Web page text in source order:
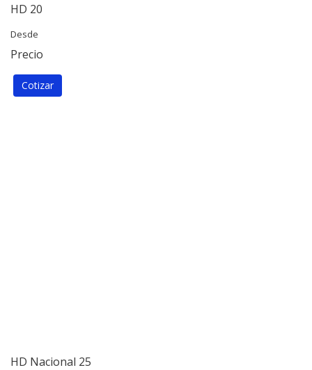
HD 20
Desde
Precio
Cotizar
HD Nacional 25